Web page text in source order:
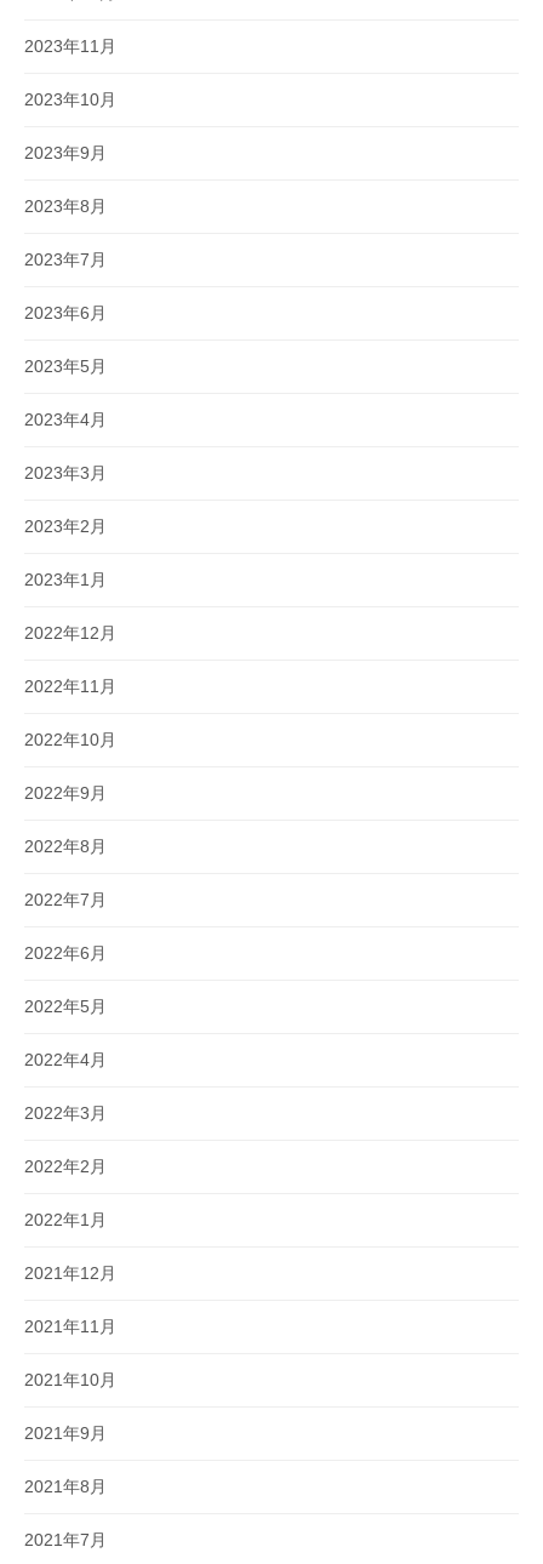
2023年11月
2023年10月
2023年9月
2023年8月
2023年7月
2023年6月
2023年5月
2023年4月
2023年3月
2023年2月
2023年1月
2022年12月
2022年11月
2022年10月
2022年9月
2022年8月
2022年7月
2022年6月
2022年5月
2022年4月
2022年3月
2022年2月
2022年1月
2021年12月
2021年11月
2021年10月
2021年9月
2021年8月
2021年7月